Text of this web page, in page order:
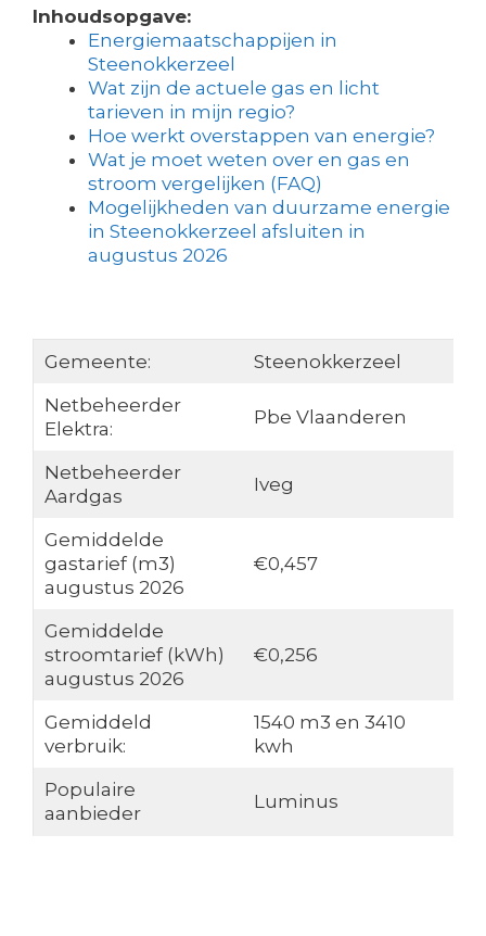
Inhoudsopgave:
Energiemaatschappijen in
Steenokkerzeel
Wat zijn de actuele gas en licht
tarieven in mijn regio?
Hoe werkt overstappen van energie?
Wat je moet weten over en gas en
stroom vergelijken (FAQ)
Mogelijkheden van duurzame energie
in Steenokkerzeel afsluiten in
augustus 2026
Gemeente:
Steenokkerzeel
Netbeheerder
Elektra:
Pbe Vlaanderen
Netbeheerder
Aardgas
Iveg
Gemiddelde
gastarief (m3)
augustus 2026
€0,457
Gemiddelde
stroomtarief (kWh)
augustus 2026
€0,256
Gemiddeld
verbruik:
1540 m3 en 3410
kwh
Populaire
aanbieder
Luminus